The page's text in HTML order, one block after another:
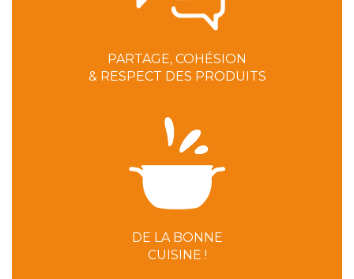
PARTAGE, COHÉSION
& RESPECT DES PRODUITS
DE LA BONNE
CUISINE !